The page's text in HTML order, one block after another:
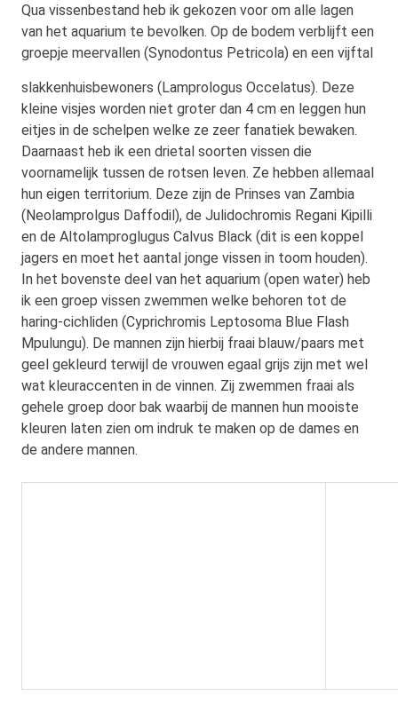
Qua vissenbestand heb ik gekozen voor om alle lagen
van het aquarium te bevolken. Op de bodem verblijft een
groepje meervallen (Synodontus Petricola) en een vijftal
slakkenhuisbewoners (Lamprologus Occelatus). Deze
kleine visjes worden niet groter dan 4 cm en leggen hun
eitjes in de schelpen welke ze zeer fanatiek bewaken.
Daarnaast heb ik een drietal soorten vissen die
voornamelijk tussen de rotsen leven. Ze hebben allemaal
hun eigen territorium. Deze zijn de Prinses van Zambia
(Neolamprolgus Daffodil), de Julidochromis Regani Kipilli
en de Altolamproglugus Calvus Black (dit is een koppel
jagers en moet het aantal jonge vissen in toom houden).
In het bovenste deel van het aquarium (open water) heb
ik een groep vissen zwemmen welke behoren tot de
haring-cichliden (Cyprichromis Leptosoma Blue Flash
Mpulungu). De mannen zijn hierbij fraai blauw/paars met
geel gekleurd terwijl de vrouwen egaal grijs zijn met wel
wat kleuraccenten in de vinnen. Zij zwemmen fraai als
gehele groep door bak waarbij de mannen hun mooiste
kleuren laten zien om indruk te maken op de dames en
de andere mannen.